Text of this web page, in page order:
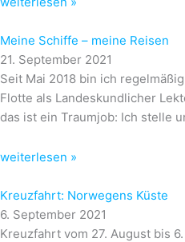
Meine Schiffe – meine Reisen
21. September 2021
Seit Mai 2018 bin ich
Flotte als Landeskundlicher
das ist ein Traumjob: Ich stelle
weiterlesen »
Kreuzfahrt: Norwegens Küste
6. September 2021
Kreuzfahrt vom 27. August bis